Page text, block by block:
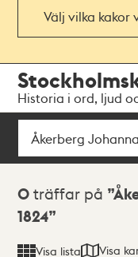
Välj vilka kakor
navigationen
huvudinnehållet
Historia i ord, ljud
Sök
Sökresultat
0 träffar på
1824
Visa lista Visa